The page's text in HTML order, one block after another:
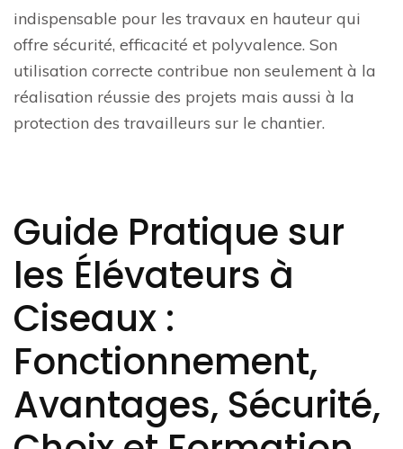
indispensable pour les travaux en hauteur qui
offre sécurité, efficacité et polyvalence. Son
utilisation correcte contribue non seulement à la
réalisation réussie des projets mais aussi à la
protection des travailleurs sur le chantier.
Guide Pratique sur
les Élévateurs à
Ciseaux :
Fonctionnement,
Avantages, Sécurité,